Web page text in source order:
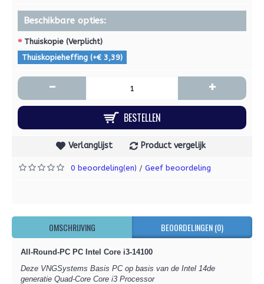
Beschikbare opties:
Thuiskopie (Verplicht)
Thuiskopieheffing (+€ 3,39)
- +
BESTELLEN
Verlanglijst Product vergelijk
0 beoordeling(en) / Geef beoordeling
OMSCHRIJVING BEOORDELINGEN (0)
All-Round-PC PC Intel Core i3-14100
Deze VNGSystems Basis PC op basis van de Intel 14de
generatie Quad-Core Core i3 Processor